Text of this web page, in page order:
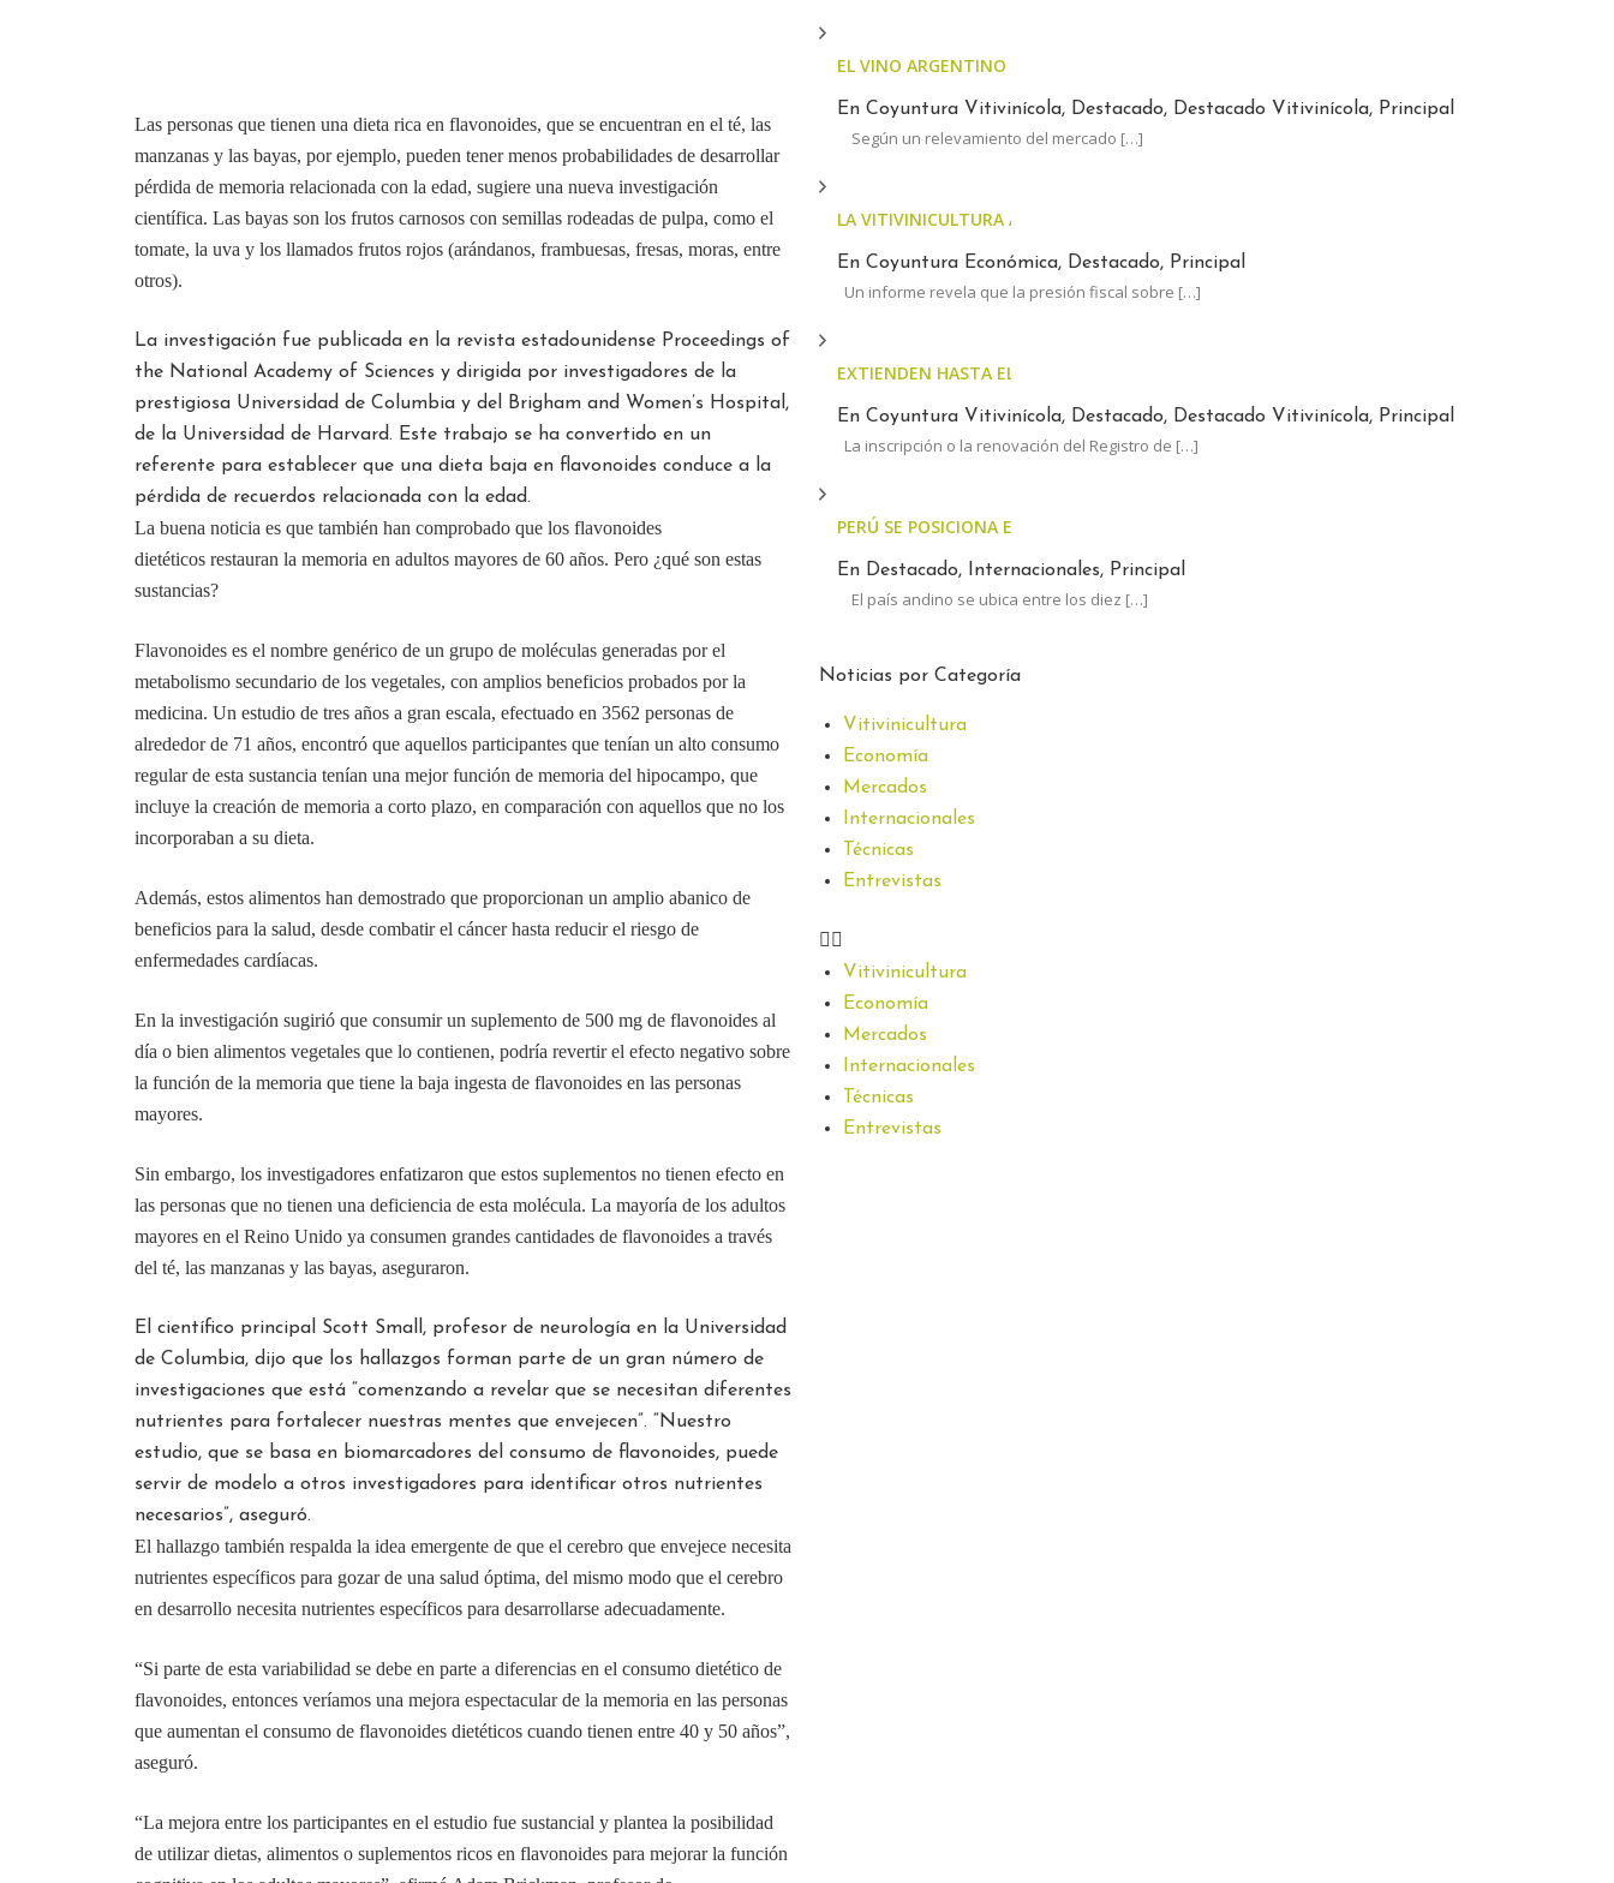
Las personas que tienen una dieta rica en flavonoides, que se encuentran en el té, las
manzanas y las bayas, por ejemplo, pueden tener menos probabilidades de desarrollar
pérdida de memoria relacionada con la edad, sugiere una nueva investigación
científica. Las bayas son los frutos carnosos con semillas rodeadas de pulpa, como el
tomate, la uva y los llamados frutos rojos (arándanos, frambuesas, fresas, moras, entre
otros).
La investigación fue publicada en la revista estadounidense Proceedings of
the National Academy of Sciences y dirigida por investigadores de la
prestigiosa Universidad de Columbia y del Brigham and Women’s Hospital,
de la Universidad de Harvard. Este trabajo se ha convertido en un
referente para establecer que una dieta baja en flavonoides conduce a la
pérdida de recuerdos relacionada con la edad.
La buena noticia es que también han comprobado que los flavonoides
dietéticos restauran la memoria en adultos mayores de 60 años. Pero ¿qué son estas
sustancias?
Flavonoides es el nombre genérico de un grupo de moléculas generadas por el
metabolismo secundario de los vegetales, con amplios beneficios probados por la
medicina. Un estudio de tres años a gran escala, efectuado en 3562 personas de
alrededor de 71 años, encontró que aquellos participantes que tenían un alto consumo
regular de esta sustancia tenían una mejor función de memoria del hipocampo, que
incluye la creación de memoria a corto plazo, en comparación con aquellos que no los
incorporaban a su dieta.
Además, estos alimentos han demostrado que proporcionan un amplio abanico de
beneficios para la salud, desde combatir el cáncer hasta reducir el riesgo de
enfermedades cardíacas.
En la investigación sugirió que consumir un suplemento de 500 mg de flavonoides al
día o bien alimentos vegetales que lo contienen, podría revertir el efecto negativo sobre
la función de la memoria que tiene la baja ingesta de flavonoides en las personas
mayores.
Sin embargo, los investigadores enfatizaron que estos suplementos no tienen efecto en
las personas que no tienen una deficiencia de esta molécula. La mayoría de los adultos
mayores en el Reino Unido ya consumen grandes cantidades de flavonoides a través
del té, las manzanas y las bayas, aseguraron.
El científico principal Scott Small, profesor de neurología en la Universidad
de Columbia, dijo que los hallazgos forman parte de un gran número de
investigaciones que está “comenzando a revelar que se necesitan diferentes
nutrientes para fortalecer nuestras mentes que envejecen”. “Nuestro
estudio, que se basa en biomarcadores del consumo de flavonoides, puede
servir de modelo a otros investigadores para identificar otros nutrientes
necesarios”, aseguró.
El hallazgo también respalda la idea emergente de que el cerebro que envejece necesita
nutrientes específicos para gozar de una salud óptima, del mismo modo que el cerebro
en desarrollo necesita nutrientes específicos para desarrollarse adecuadamente.
“Si parte de esta variabilidad se debe en parte a diferencias en el consumo dietético de
flavonoides, entonces veríamos una mejora espectacular de la memoria en las personas
que aumentan el consumo de flavonoides dietéticos cuando tienen entre 40 y 50 años”,
aseguró.
“La mejora entre los participantes en el estudio fue sustancial y plantea la posibilidad
de utilizar dietas, alimentos o suplementos ricos en flavonoides para mejorar la función
EL VINO ARGENTINO AUMENTÓ MENOS QUE LA INFLACIÓN
En Coyuntura Vitivinícola, Destacado, Destacado Vitivinícola, Principal
Según un relevamiento del mercado […]
LA VITIVINICULTURA ARGENTINA, AL LÍMITE: EL ESTADO SE LLEVA EL 62% DE SUS GANANCIAS
En Coyuntura Económica, Destacado, Principal
Un informe revela que la presión fiscal sobre […]
EXTIENDEN HASTA EL 30 DE JUNIO EL PLAZO PARA ACTUALIZAR EL RUT-SIA
En Coyuntura Vitivinícola, Destacado, Destacado Vitivinícola, Principal
La inscripción o la renovación del Registro de […]
PERÚ SE POSICIONA ENTRE LOS LÍDERES MUNDIALES EN UVA DE MESA CON UN CRECIMIENTO
En Destacado, Internacionales, Principal
El país andino se ubica entre los diez […]
Noticias por Categoría
Vitivinicultura
Economía
Mercados
Internacionales
Técnicas
Entrevistas
Vitivinicultura
Economía
Mercados
Internacionales
Técnicas
Entrevistas